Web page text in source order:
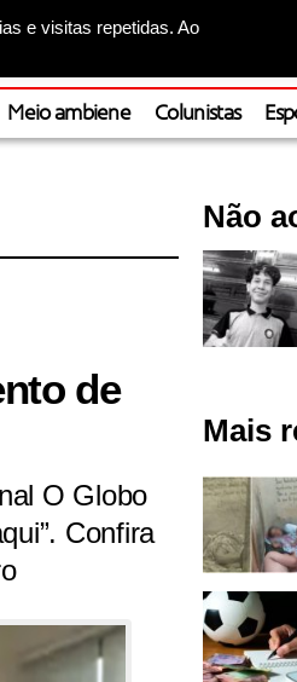
e visitas repetidas. Ao
Meio ambiene Colunistas
de
O Globo
Confira
Não
Mais